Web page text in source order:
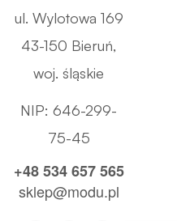
ul. Wylotowa 169
43-150 Bieruń,
woj. śląskie
NIP: 646-299-
75-45
+48 534 657 565
sklep@modu.pl